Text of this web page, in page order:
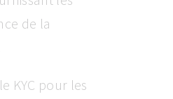
de la
KYC pour les